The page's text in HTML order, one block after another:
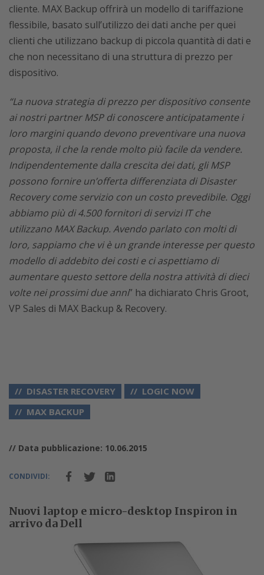
cliente. MAX Backup offrirà un modello di tariffazione
flessibile, basato sull’utilizzo dei dati anche per quei
clienti che utilizzano backup di piccola quantità di dati e
che non necessitano di una struttura di prezzo per
dispositivo.
“La nuova strategia di prezzo per dispositivo consente
ai nostri partner MSP di conoscere anticipatamente i
loro margini quando devono preventivare una nuova
proposta, il che la rende molto più facile da vendere.
Indipendentemente dalla crescita dei dati, gli MSP
possono fornire un’offerta differenziata di Disaster
Recovery come servizio con un costo prevedibile. Oggi
abbiamo più di 4.500 fornitori di servizi IT che
utilizzano MAX Backup. Avendo parlato con molti di
loro, sappiamo che vi è un grande interesse per questo
modello di addebito dei costi e ci aspettiamo di
aumentare questo settore della nostra attività di dieci
volte nei prossimi due anni” ha dichiarato Chris Groot,
VP Sales di MAX Backup & Recovery.
DISASTER RECOVERY
LOGIC NOW
MAX BACKUP
// Data pubblicazione: 10.06.2015
CONDIVIDI:
Nuovi laptop e micro-desktop Inspiron in
arrivo da Dell